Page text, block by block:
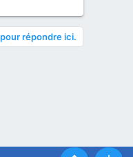
répondre ici.